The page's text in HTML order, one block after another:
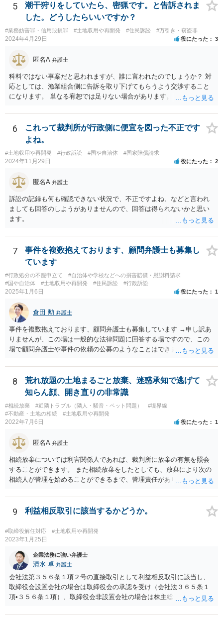
5
潮干狩りをしていたら、密猟です。と告訴されま
した。どうしたらいいですか？
#業務妨害罪・信用毀損罪 #土地収用や再開発 #住民訴訟 #万引き・窃盗罪
2024年4月29日 役にたった 3
匿名A 弁護士
科料ではない事案だと思われますが、誰に言われたのでしょうか？ 対
応としては、漁業組合側に告訴を取り下げてもらうよう交渉すること
になります。 単なる宥恕では足りない場合があります。
6
これって裁判所が行政側に便宜を図った不正です
よね。
#土地収用や再開発 #行政訴訟 #国や自治体 #国家賠償請求
2024年11月29日 役にたった 2
匿名A 弁護士
訴訟の記録も何も確認できない状況で、不正ですよね、などと言われ
ましても回答のしようがありませんので、回答は得られないかと思い
ます。
7
事件を複数抱えております、顧問弁護士も募集し
ています
#行政処分の不服申立て
#自治体や学校などへの損害賠償・慰謝料請求
#国や自治体
#土地収用や再開発 #住民訴訟 #行政訴訟
2025年1月6日 役にたった 1
倉田 勲 弁護士
事件を複数抱えております、顧問弁護士も募集しています →申し訳あ
りませんが、この場は一般的な法律問題に回答する場ですので、この
場で顧問弁護士や事件の依頼の公募のようなことはできません。 顧問
相談の弁護士検索で検索の上、個別にお問い合わせください。
8
荒れ放題の土地まるごと放棄、迷惑承知で逃げて
知らん顔、開き直りの非常識
#相続放棄 #近隣トラブル（隣人・騒音・ペット問題）
#境界線
#不動産・土地の相続
#土地収用や再開発
2022年7月6日 役にたった 1
匿名A 弁護士
相続放棄については利害関係人であれば、裁判所に放棄の有無を照会
することができます。 また相続放棄をしたとしても、放棄により次の
相続人が管理を始めることができるまで、管理責任があります。 相続
所に申し立てることができます（ただし、相当程度の予納金がかかり
ます）。 相続放棄の有無の照会、相続人調査、相続財産管理人の選任
か。
9 利益相反取引に該当するかどうか。
#取締役解任対応 #土地収用や再開発
2023年1月25日
企業法務に強い弁護士
清水 卓 弁護士
会社法第３５６条１項２号の直接取引として利益相反取引に該当し、
取締役会設置会社の場合は取締役会の承認を受け（会社法３６５条１
項•３５６条１項）、取締役会非設置会社の場合は株主総会の承認を受
利益相反取引の制限） 第三百五十六条 取締役は、次に掲げる場合に